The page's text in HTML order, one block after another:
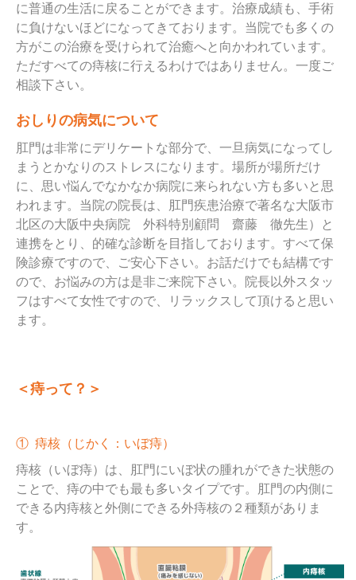
に普通の生活に戻ることができます。治療成績も、手術
に負けないほどになってきております。当院でも多くの
方がこの治療を受けられて治癒へと向かわれています。
ただすべての痔核に行えるわけではありません。一度ご
相談下さい。
おしりの病気について
肛門は非常にデリケートな部分で、一旦病気になってし
まうとかなりのストレスになります。場所が場所だけ
に、思い悩んでなかなか病院に来られない方も多いと思
われます。当院の院長は、肛門疾患治療で著名な大阪市
北区の大阪中央病院 外科特別顧問 齋藤 徹先生）と
連携をとり、的確な診断を目指しております。すべて保
険診療ですので、ご安心下さい。お話だけでも結構です
ので、お悩みの方は是非ご来院下さい。院長以外スタッ
フはすべて女性ですので、リラックスして頂けると思い
ます。
＜痔って？＞
① 痔核（じかく：いぼ痔）
痔核（いぼ痔）は、肛門にいぼ状の腫れができた状態の
ことで、痔の中でも最も多いタイプです。肛門の内側に
できる内痔核と外側にできる外痔核の２種類がありま
す。